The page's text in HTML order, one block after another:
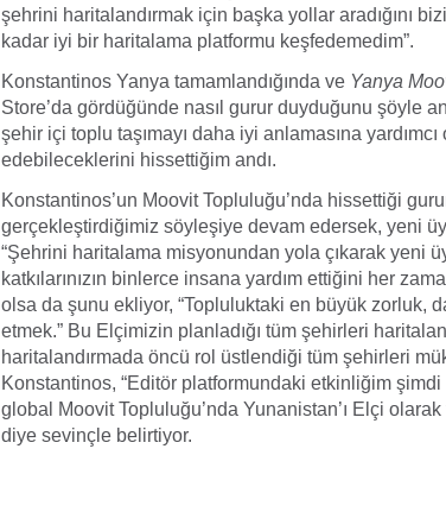
şehrini haritalandırmak için başka yollar aradığını
kadar iyi bir haritalama platformu keşfedemedim”.
Konstantinos Yanya tamamlandığında ve Yanya
Store’da gördüğünde nasıl gurur duyduğunu şöyle
şehir içi toplu taşımayı daha iyi anlamasına
edebileceklerini hissettiğim andı.
Konstantinos’un Moovit Topluluğu’nda hissettiği
gerçekleştirdiğimiz söyleşiye devam edersek, yeni
“Şehrini haritalama misyonundan yola çıkarak yeni
katkılarınızın binlerce insana yardım ettiğini her
olsa da şunu ekliyor, “Topluluktaki en büyük zorluk,
etmek.” Bu Elçimizin planladığı tüm şehirleri
haritalandırmada öncü rol üstlendiği tüm şehirleri
Konstantinos, “Editör platformundaki etkinliğim
global Moovit Topluluğu’nda Yunanistan’ı Elçi
diye sevinçle belirtiyor.